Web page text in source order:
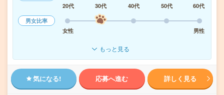
20代
30代 40代 50代
60代
男女比率
女性
男性
もっと見る
気になる! 応募へ進む 詳しく見る